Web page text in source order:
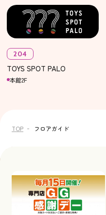
204
TOYS SPOT PALO
本館2F
TOP フロアガイド